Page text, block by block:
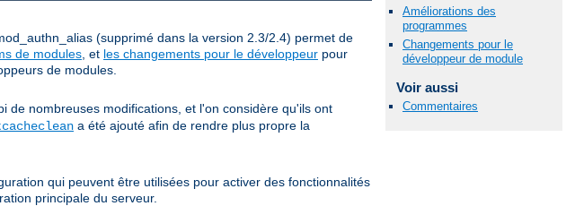
Améliorations des
programmes
Changements pour le
développeur de module
Voir aussi
Commentaires
(supprimé dans la version 2.3/2.4) permet de
de modules , et les changements pour le développeur pour
de modules.
de nombreuses modifications, et l'on considère qu'ils ont
a été ajouté afin de rendre plus propre la
qui peuvent être utilisées pour activer des fonctionnalités
principale du serveur.